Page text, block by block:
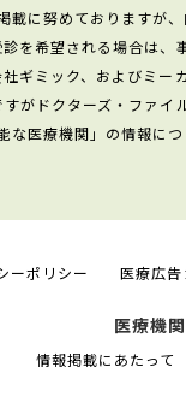
載に努めておりますが
を希望される場合は、
ギミック、およびミ
がドクターズ・ファイ
医療機関」の情報に
ーポリシー 医療広
医療機
情報掲載にあたって